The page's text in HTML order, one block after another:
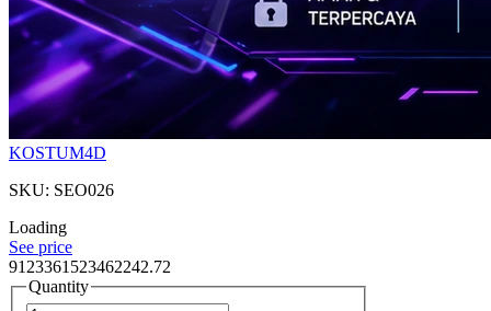
KOSTUM4D
SKU: SEO026
Loading
See price
9123361523462242.72
Quantity